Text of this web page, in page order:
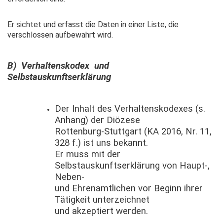
Er sichtet und erfasst die Daten in einer Liste, die
verschlossen aufbewahrt wird.
B) Verhaltenskodex und
Selbstauskunftserklärung
Der Inhalt des Verhaltenskodexes (s.
Anhang) der Diözese
Rottenburg-Stuttgart (KA 2016, Nr. 11,
328 f.) ist uns bekannt.
Er muss mit der
Selbstauskunftserklärung von Haupt-,
Neben-
und Ehrenamtlichen vor Beginn ihrer
Tätigkeit unterzeichnet
und akzeptiert werden.